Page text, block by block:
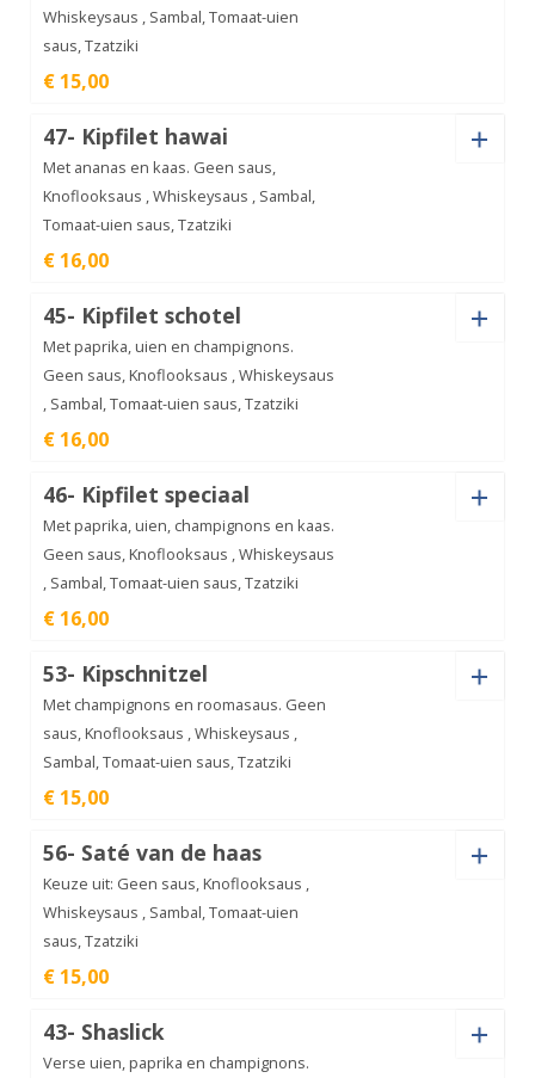
Kebab
aantal
Whiskeysaus , Sambal, Tomaat-uien
saus, Tzatziki
€ 15,00
Saus
Kipdoner
aantal
47- Kipfilet hawai
Met ananas en kaas. Geen saus,
Knoflooksaus , Whiskeysaus , Sambal,
Tomaat-uien saus, Tzatziki
€ 16,00
Saus
Kipfilet
hawai
45- Kipfilet schotel
Met paprika, uien en champignons.
Geen saus, Knoflooksaus , Whiskeysaus
, Sambal, Tomaat-uien saus, Tzatziki
€ 16,00
Saus
Kipfilet
schotel
46- Kipfilet speciaal
Met paprika, uien, champignons en kaas.
Geen saus, Knoflooksaus , Whiskeysaus
, Sambal, Tomaat-uien saus, Tzatziki
€ 16,00
Saus
Kipfilet
speciaal
53- Kipschnitzel
Met champignons en roomasaus. Geen
saus, Knoflooksaus , Whiskeysaus ,
Sambal, Tomaat-uien saus, Tzatziki
€ 15,00
Saus
Kipschnitzel
aantal
56- Saté van de haas
Keuze uit: Geen saus, Knoflooksaus ,
Whiskeysaus , Sambal, Tomaat-uien
saus, Tzatziki
€ 15,00
Saus
43- Shaslick
Verse uien, paprika en champignons.